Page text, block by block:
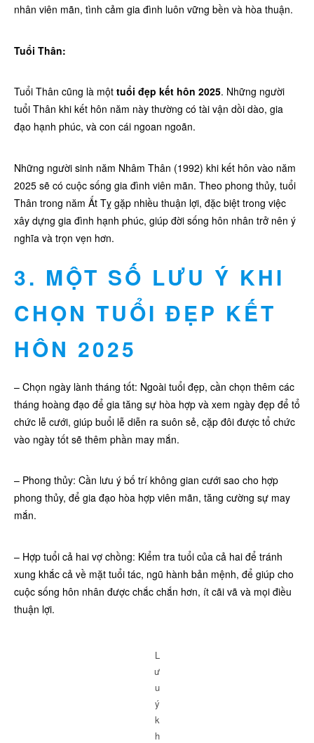
nhân viên mãn, tình cảm gia đình luôn vững bền và hòa thuận.
Tuổi Thân:
Tuổi Thân cũng là một tuổi đẹp kết hôn 2025. Những người
tuổi Thân khi kết hôn năm này thường có tài vận dồi dào, gia
đạo hạnh phúc, và con cái ngoan ngoãn.
Những người sinh năm Nhâm Thân (1992) khi kết hôn vào năm
2025 sẽ có cuộc sống gia đình viên mãn. Theo phong thủy, tuổi
Thân trong năm Ất Tỵ gặp nhiều thuận lợi, đặc biệt trong việc
xây dựng gia đình hạnh phúc, giúp đời sống hôn nhân trở nên ý
nghĩa và trọn vẹn hơn.
3. MỘT SỐ LƯU Ý KHI
CHỌN TUỔI ĐẸP KẾT
HÔN 2025
– Chọn ngày lành tháng tốt: Ngoài tuổi đẹp, cần chọn thêm các
tháng hoàng đạo để gia tăng sự hòa hợp và xem ngày đẹp để tổ
chức lễ cưới, giúp buổi lễ diễn ra suôn sẻ, cặp đôi được tổ chức
vào ngày tốt sẽ thêm phần may mắn.
– Phong thủy: Cần lưu ý bố trí không gian cưới sao cho hợp
phong thủy, để gia đạo hòa hợp viên mãn, tăng cường sự may
mắn.
– Hợp tuổi cả hai vợ chồng: Kiểm tra tuổi của cả hai để tránh
xung khắc cả về mặt tuổi tác, ngũ hành bản mệnh, để giúp cho
cuộc sống hôn nhân được chắc chắn hơn, ít cãi vã và mọi điều
thuận lợi.
L
ư
u
ý
k
h